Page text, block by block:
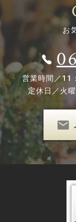
お
営業時間／11
定休日／火